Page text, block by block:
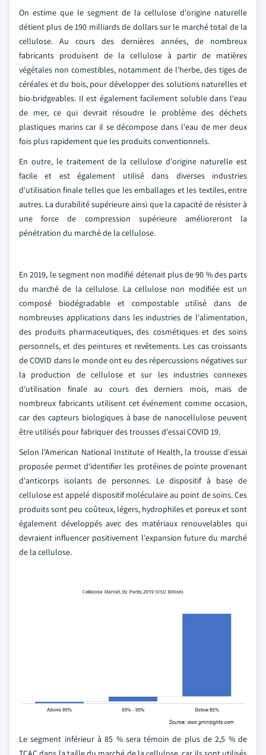
On estime que le segment de la cellulose d'origine naturelle
détient plus de 190 milliards de dollars sur le marché total de la
cellulose. Au cours des dernières années, de nombreux
fabricants produisent de la cellulose à partir de matières
végétales non comestibles, notamment de l'herbe, des tiges de
céréales et du bois, pour développer des solutions naturelles et
bio-bridgeables. Il est également facilement soluble dans l'eau
de mer, ce qui devrait résoudre le problème des déchets
plastiques marins car il se décompose dans l'eau de mer deux
fois plus rapidement que les produits conventionnels.
En outre, le traitement de la cellulose d'origine naturelle est
facile et est également utilisé dans diverses industries
d'utilisation finale telles que les emballages et les textiles, entre
autres. La durabilité supérieure ainsi que la capacité de résister à
une force de compression supérieure amélioreront la
pénétration du marché de la cellulose.
En 2019, le segment non modifié détenait plus de 90 % des parts
du marché de la cellulose. La cellulose non modifiée est un
composé biodégradable et compostable utilisé dans de
nombreuses applications dans les industries de l'alimentation,
des produits pharmaceutiques, des cosmétiques et des soins
personnels, et des peintures et revêtements. Les cas croissants
de COVID dans le monde ont eu des répercussions négatives sur
la production de cellulose et sur les industries connexes
d'utilisation finale au cours des derniers mois, mais de
nombreux fabricants utilisent cet événement comme occasion,
car des capteurs biologiques à base de nanocellulose peuvent
être utilisés pour fabriquer des trousses d'essai COVID 19.
Selon l'American National Institute of Health, la trousse d'essai
proposée permet d'identifier les protéines de pointe provenant
d'anticorps isolants de personnes. Le dispositif à base de
cellulose est appelé dispositif moléculaire au point de soins. Ces
produits sont peu coûteux, légers, hydrophiles et poreux et sont
également développés avec des matériaux renouvelables qui
devraient influencer positivement l'expansion future du marché
de la cellulose.
Le segment inférieur à 85 % sera témoin de plus de 2,5 % de